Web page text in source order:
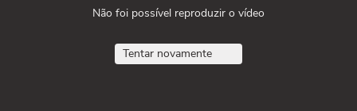
Não foi possível reproduzir o vídeo
Tentar novamente